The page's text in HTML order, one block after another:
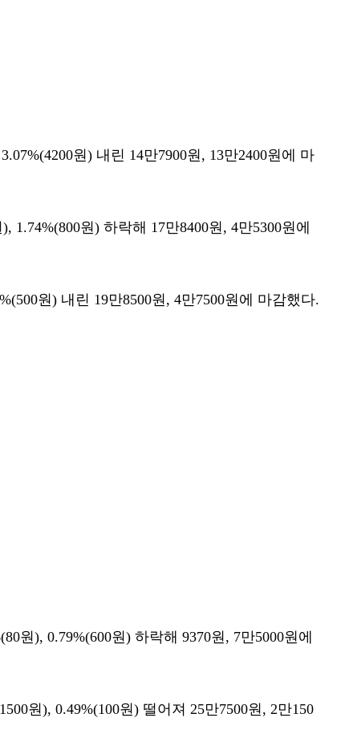
원) 내린 14만7900원, 13만2400원에 마
1.74%(800원) 하락해 17만8400원, 4만5300원에
원) 내린 19만8500원, 4만7500원에 마감했다.
원), 0.79%(600원) 하락해 9370원, 7만5000원에
원), 0.49%(100원) 떨어져 25만7500원, 2만150